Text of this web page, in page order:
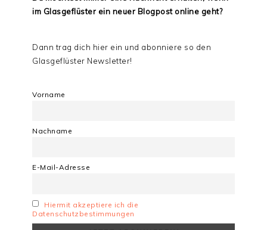
im Glasgeflüster ein neuer Blogpost online geht?
Dann trag dich hier ein und abonniere so den
Glasgeflüster Newsletter!
Vorname
Nachname
E-Mail-Adresse
Hiermit akzeptiere ich die
Datenschutzbestimmungen